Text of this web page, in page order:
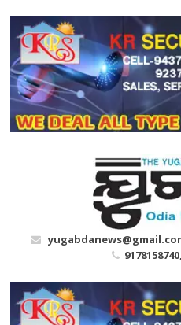
content